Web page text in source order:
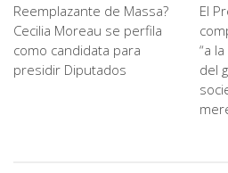
Reemplazante de Massa?
Cecilia Moreau se perfila
como candidata para
presidir Diputados
El
“a
del